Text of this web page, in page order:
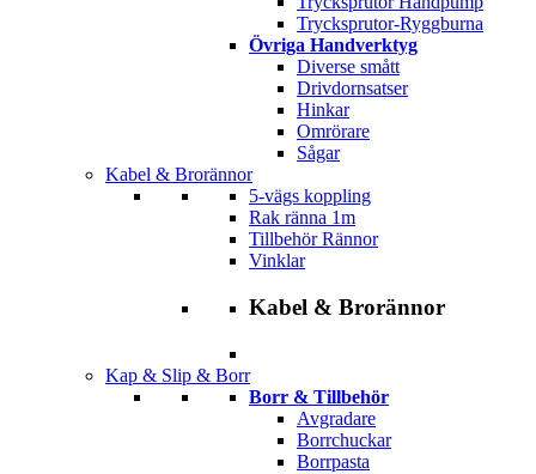
Trycksprutor-Ryggburna
Övriga Handverktyg
Diverse smått
Drivdornsatser
Hinkar
Omrörare
Sågar
Kabel & Brorännor
5-vägs koppling
Rak ränna 1m
Tillbehör Rännor
Vinklar
Kabel & Brorännor
Kap & Slip & Borr
Borr & Tillbehör
Avgradare
Borrchuckar
Borrpasta